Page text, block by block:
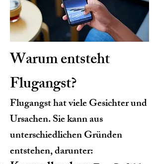
Warum entsteht
Flugangst?
Flugangst hat viele Gesichter und
Ursachen. Sie kann aus
unterschiedlichen Gründen
entstehen, darunter: